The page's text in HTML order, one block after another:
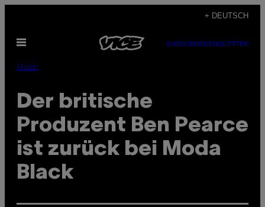
content
+ DEUTSCH
Open
SUBSCRIBENEWSLETTER
Music
Der britische
Produzent Ben Pearce
ist zurück bei Moda
Black